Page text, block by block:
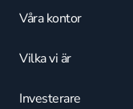
Våra kontor
Vilka vi är
Investerare